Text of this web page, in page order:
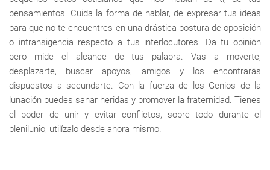
pensamientos. Cuida la forma de hablar, de expresar tus ideas
para que no te encuentres en una drástica postura de oposición
o intransigencia respecto a tus interlocutores. Da tu opinión
pero mide el alcance de tus palabra. Vas a moverte,
desplazarte, buscar apoyos, amigos y los encontrarás
dispuestos a secundarte. Con la fuerza de los Genios de la
lunación puedes sanar heridas y promover la fraternidad. Tienes
el poder de unir y evitar conflictos, sobre todo durante el
plenilunio, utilízalo desde ahora mismo.